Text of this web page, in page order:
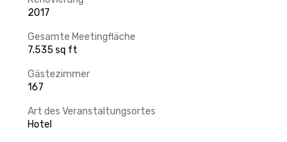
2017
Gesamte Meetingfläche
7.535 sq ft
Gästezimmer
167
Art des Veranstaltungsortes
Hotel